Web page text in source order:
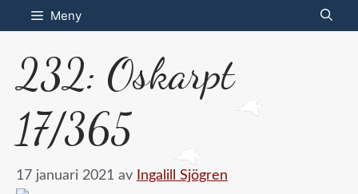
Hoppa
till
innehåll
Meny
232: Oskarpt
17/365
17 januari 2021 av Ingalill Sjögren